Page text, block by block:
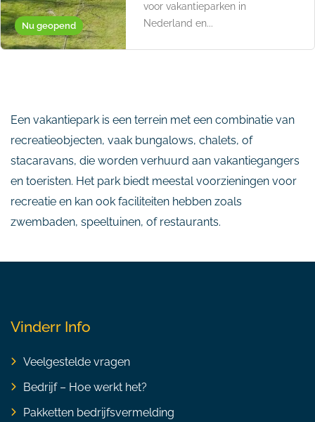
Nu geopend
voor vakantieparken in
Nederland en...
Een vakantiepark is een terrein met een combinatie van
recreatieobjecten, vaak bungalows, chalets, of
stacaravans, die worden verhuurd aan vakantiegangers
en toeristen. Het park biedt meestal voorzieningen voor
recreatie en kan ook faciliteiten hebben zoals
zwembaden, speeltuinen, of restaurants.
Vinderr Info
Veelgestelde vragen
Bedrijf – Hoe werkt het?
Pakketten bedrijfsvermelding